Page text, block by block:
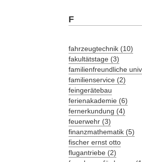
F
fahrzeugtechnik (10)
fakultätstage (3)
familienfreundliche
familienservice (2)
feingerätebau
ferienakademie (6)
fernerkundung (4)
feuerwehr (3)
finanzmathematik (5)
fischer ernst otto
flugantriebe (2)